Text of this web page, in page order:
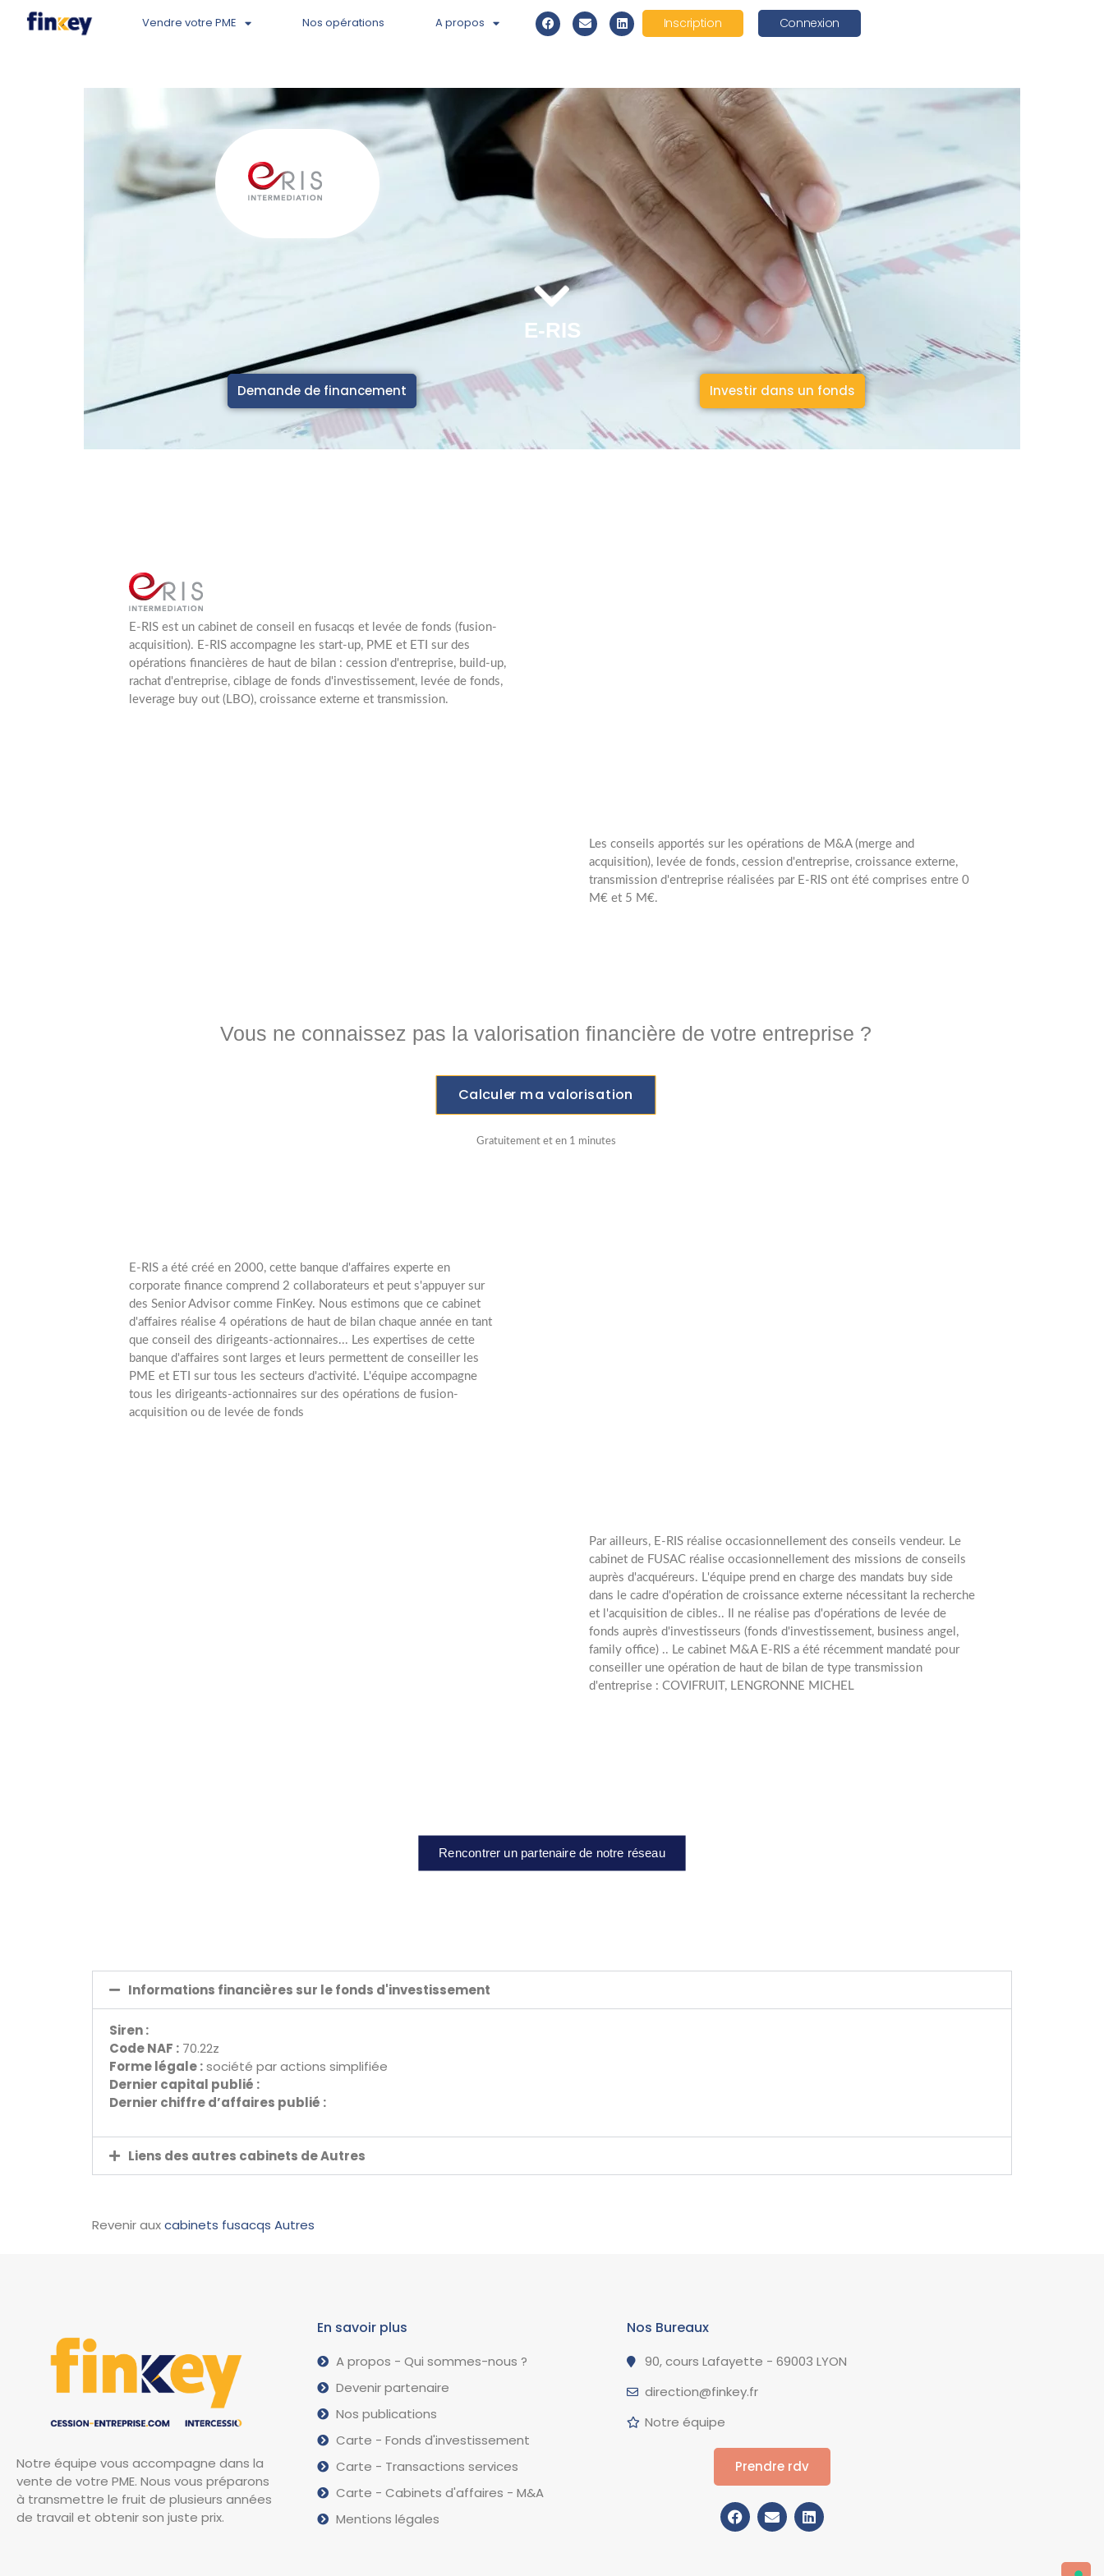
Vendre votre PME Nos opérations A propos Inscription Connexion
E-RIS
Demande de financement Investir dans un fonds
E-RIS est un cabinet de conseil en fusacqs et levée de fonds (fusion-
acquisition). E-RIS accompagne les start-up, PME et ETI sur des
opérations financières de haut de bilan : cession d'entreprise, build-up,
rachat d'entreprise, ciblage de fonds d'investissement, levée de fonds,
leverage buy out (LBO), croissance externe et transmission.
Les conseils apportés sur les opérations de M&A (merge and
acquisition), levée de fonds, cession d'entreprise, croissance externe,
transmission d'entreprise réalisées par E-RIS ont été comprises entre 0
M€ et 5 M€.
Vous ne connaissez pas la valorisation financière de votre entreprise ?
Calculer ma valorisation
Gratuitement et en 1 minutes
E-RIS a été créé en 2000, cette banque d'affaires experte en
corporate finance comprend 2 collaborateurs et peut s'appuyer sur
des Senior Advisor comme FinKey. Nous estimons que ce cabinet
d'affaires réalise 4 opérations de haut de bilan chaque année en tant
que conseil des dirigeants-actionnaires... Les expertises de cette
banque d'affaires sont larges et leurs permettent de conseiller les
PME et ETI sur tous les secteurs d'activité. L'équipe accompagne
tous les dirigeants-actionnaires sur des opérations de fusion-
acquisition ou de levée de fonds
Par ailleurs, E-RIS réalise occasionnellement des conseils vendeur. Le
cabinet de FUSAC réalise occasionnellement des missions de conseils
auprès d'acquéreurs. L'équipe prend en charge des mandats buy side
dans le cadre d'opération de croissance externe nécessitant la recherche
et l'acquisition de cibles..
Il ne réalise pas d'opérations de levée de
fonds auprès d'investisseurs (fonds d'investissement, business angel,
family office) .. Le cabinet M&A E-RIS a été récemment mandaté pour
conseiller une opération de haut de bilan de type transmission
d'entreprise : COVIFRUIT, LENGRONNE MICHEL
Rencontrer un partenaire de notre réseau
Informations financières sur le fonds d'investissement
Siren :
Code NAF : 70.22z
Forme légale :société par actions simplifiée
Dernier capital publié :
Dernier chiffre d’affaires publié :
Liens des autres cabinets de Autres
Revenir auxcabinets fusacqs Autres
Notre équipe vous accompagne dans la
vente de votre PME. Nous vous préparons
à transmettre le fruit de plusieurs années
de travail et obtenir son juste prix.
En savoir plus
A propos - Qui sommes-nous ?
Devenir partenaire
Nos publications
Carte - Fonds d'investissement
Carte - Transactions services
Carte - Cabinets d'affaires - M&A
Mentions légales
Nos Bureaux
90, cours Lafayette - 69003 LYON
direction@finkey.fr
Notre équipe
Prendre rdv